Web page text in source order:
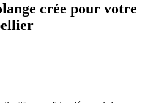
crée pour votre